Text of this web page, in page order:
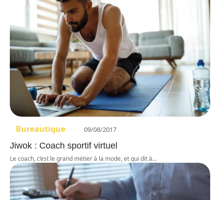
Bureautique 09/08/2017
Jiwok : Coach sportif virtuel
Le coach, c’est le grand métier à la mode, et qui dit à…